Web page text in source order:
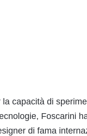
la capacità di
Foscarini
di fama